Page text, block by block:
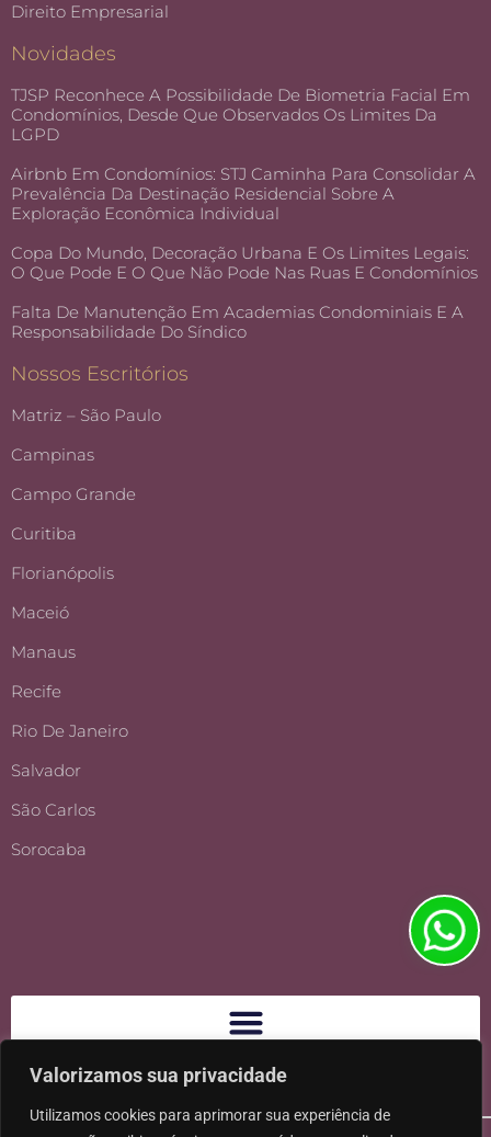
Valorizamos sua privacidade
Utilizamos cookies para aprimorar sua experiência de
Direito Empresarial
Novidades
TJSP Reconhece A Possibilidade De Biometria Facial Em
Condomínios, Desde Que Observados Os Limites Da
LGPD
Airbnb Em Condomínios: STJ Caminha Para Consolidar A
Prevalência Da Destinação Residencial Sobre A
Exploração Econômica Individual
Copa Do Mundo, Decoração Urbana E Os Limites Legais:
O Que Pode E O Que Não Pode Nas Ruas E Condomínios
Falta De Manutenção Em Academias Condominiais E A
Responsabilidade Do Síndico
Nossos Escritórios
Matriz – São Paulo
Campinas
Campo Grande
Curitiba
Florianópolis
Maceió
Manaus
Recife
Rio De Janeiro
Salvador
São Carlos
Sorocaba